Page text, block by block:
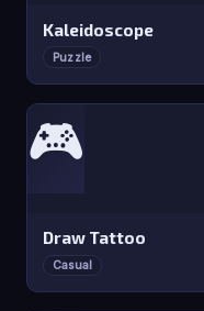
Kaleidoscope
Puzzle
🎮
Draw Tattoo
Casual